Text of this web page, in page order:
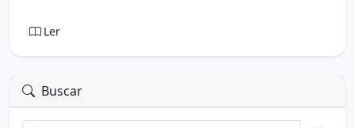
Ler
Buscar